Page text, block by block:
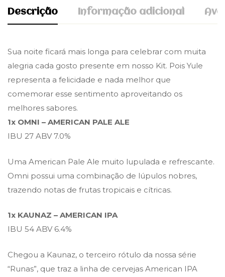
Descrição Informação adicional
Sua noite ficará mais longa para celebrar com muita
alegria cada gosto presente em nosso Kit. Pois Yule
representa a felicidade e nada melhor que
comemorar esse sentimento aproveitando os
melhores sabores.
1x OMNI – AMERICAN PALE ALE
IBU 27 ABV 7.0%
Uma American Pale Ale muito lupulada e refrescante.
Omni possui uma combinação de lúpulos nobres,
trazendo notas de frutas tropicais e cítricas.
1x KAUNAZ – AMERICAN IPA
IBU 54 ABV 6.4%
Chegou a Kaunaz, o terceiro rótulo da nossa série
“Runas”, que traz a linha de cervejas American IPA
Peso 3,5 kg
Dimensões 30 × 25 × 20 cm
Avaliação E Revisão
Base no 0 Comentários
ESCREVA UM COMENTÁRIO
Não há comentários ainda.